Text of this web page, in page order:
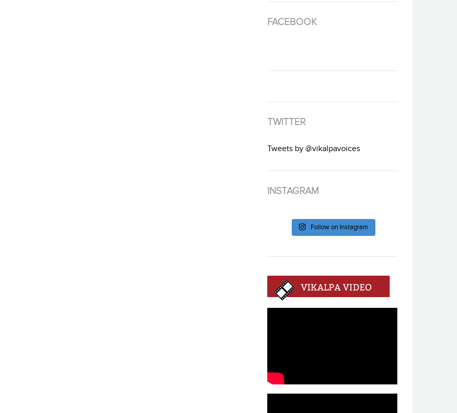
FACEBOOK
TWITTER
Tweets by @vikalpavoices
INSTAGRAM
Follow on Instagram